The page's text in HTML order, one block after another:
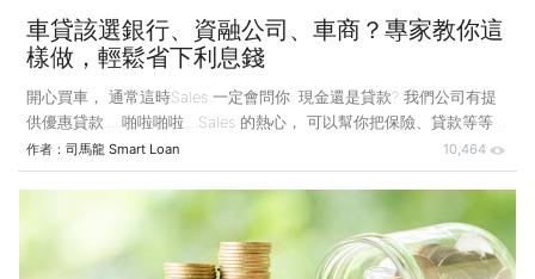
車貸該選銀行、資融公司、車商？專家教你這
樣做，輕鬆省下利息錢
開心買車， 通常這時Sales 一定會問你: 現金還是貸款? 我們公司有提
供優惠貸款.....啪啦啪啦....Sales 的熱心， 可以幫你把保險、貸款等等繁
雜的事全部搞定！但除了車商一條龍的服務， 還有其他車貸申請的管
道嗎？ 或許其他管道還可以為你省下不少利息錢？其實在台灣， 申請
車貸有許多管道或方式， 包含銀行、資融公司、車商等，各有各的優
缺...讓我們來分析一下，以下為車貸申請管道的比較: 車貸管道銀行車
商不同的類型， 申請流程大致相同 至於哪個管道是最適合你?其實不一
定， 我們依以下判斷：一看資產狀況、二看職業收入、三要看欲貸款
作者： 司馬龍 Smart Loan 10,464